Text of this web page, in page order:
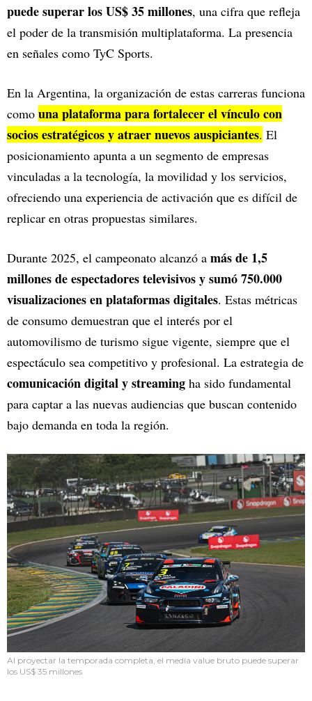
puede superar los US$ 35 millones, una cifra que refleja
el poder de la transmisión multiplataforma. La presencia
en señales como TyC Sports.
En la Argentina, la organización de estas carreras funciona
como una plataforma para fortalecer el vínculo con
socios estratégicos y atraer nuevos auspiciantes. El
posicionamiento apunta a un segmento de empresas
vinculadas a la tecnología, la movilidad y los servicios,
ofreciendo una experiencia de activación que es difícil de
replicar en otras propuestas similares.
Durante 2025, el campeonato alcanzó a más de 1,5
millones de espectadores televisivos y sumó 750.000
visualizaciones en plataformas digitales. Estas métricas
de consumo demuestran que el interés por el
automovilismo de turismo sigue vigente, siempre que el
espectáculo sea competitivo y profesional. La estrategia de
comunicación digital y streaming ha sido fundamental
para captar a las nuevas audiencias que buscan contenido
bajo demanda en toda la región.
Al proyectar la temporada completa, el media value bruto puede superar
los US$ 35 millones